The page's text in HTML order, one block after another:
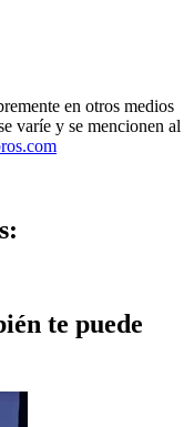
en otros medios
varíe y se mencionen al
te puede